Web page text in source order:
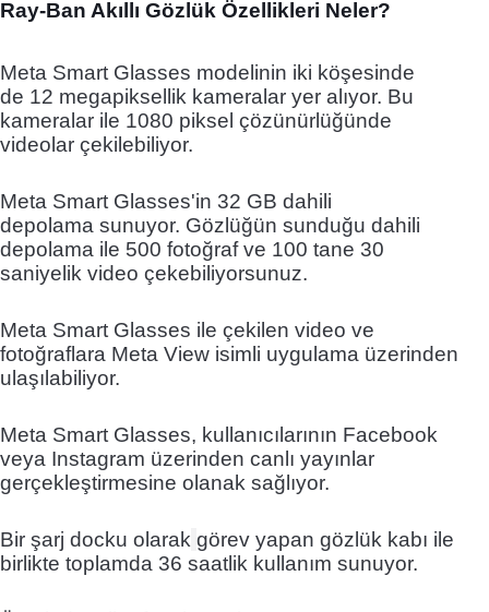
Ray-Ban Akıllı Gözlük Özellikleri Neler?
Meta Smart Glasses modelinin iki köşesinde
de 12 megapiksellik kameralar yer alıyor. Bu
kameralar ile 1080 piksel çözünürlüğünde
videolar çekilebiliyor.
Meta Smart Glasses'in 32 GB dahili
depolama sunuyor. Gözlüğün sunduğu dahili
depolama ile 500 fotoğraf ve 100 tane 30
saniyelik video çekebiliyorsunuz.
Meta Smart Glasses ile çekilen video ve
fotoğraflara Meta View isimli uygulama üzerinden
ulaşılabiliyor.
Meta Smart Glasses, kullanıcılarının Facebook
veya Instagram üzerinden canlı yayınlar
gerçekleştirmesine olanak sağlıyor.
Bir şarj docku olarak görev yapan gözlük kabı ile
birlikte toplamda 36 saatlik kullanım sunuyor.